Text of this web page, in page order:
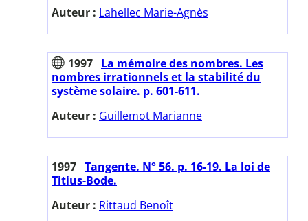
Auteur : Lahellec Marie-Agnès
1997 La mémoire des nombres. Les
nombres irrationnels et la stabilité du
système solaire. p. 601-611.
Auteur : Guillemot Marianne
1997 Tangente. N° 56. p. 16-19. La loi de
Titius-Bode.
Auteur : Rittaud Benoît